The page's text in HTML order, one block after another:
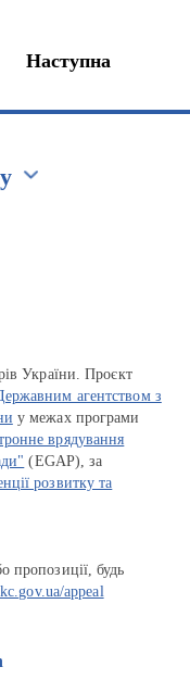
Наступна
України. Проєкт
агентством з
у межах програми
врядування
(EGAP), за
розвитку та
пропозиції, будь
appeal